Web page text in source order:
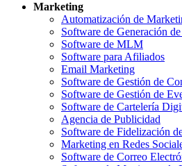
Marketing
Automatización de
Software de Generación
Software de MLM
Software para Afiliados
Email Marketing
Software de Gestión de
Software de Gestión de
Software de Cartelería
Agencia de Publicidad
Software de Fidelización
Marketing en Redes
Software de Correo